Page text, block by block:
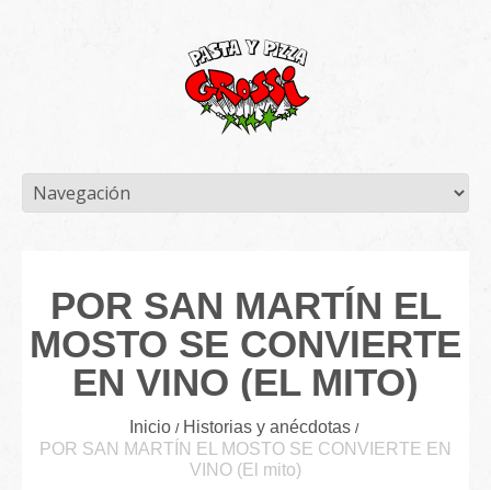
POR SAN MARTÍN EL
MOSTO SE CONVIERTE
EN VINO (EL MITO)
Inicio
Historias y anécdotas
POR SAN MARTÍN EL MOSTO SE CONVIERTE EN
VINO (El mito)